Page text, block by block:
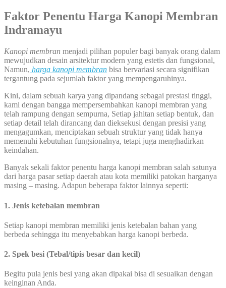
Faktor Penentu Harga Kanopi Membran
Indramayu
Kanopi membran menjadi pilihan populer bagi banyak orang dalam
mewujudkan desain arsitektur modern yang estetis dan fungsional,
Namun, harga kanopi membran bisa bervariasi secara signifikan
tergantung pada sejumlah faktor yang mempengaruhinya.
Kini, dalam sebuah karya yang dipandang sebagai prestasi tinggi,
kami dengan bangga mempersembahkan kanopi membran yang
telah rampung dengan sempurna, Setiap jahitan setiap bentuk, dan
setiap detail telah dirancang dan dieksekusi dengan presisi yang
mengagumkan, menciptakan sebuah struktur yang tidak hanya
memenuhi kebutuhan fungsionalnya, tetapi juga menghadirkan
keindahan.
Banyak sekali faktor penentu harga kanopi membran salah satunya
dari harga pasar setiap daerah atau kota memiliki patokan harganya
masing – masing. Adapun beberapa faktor lainnya seperti:
1. Jenis ketebalan membran
Setiap kanopi membran memiliki jenis ketebalan bahan yang
berbeda sehingga itu menyebabkan harga kanopi berbeda.
2. Spek besi (Tebal/tipis besar dan kecil)
Begitu pula jenis besi yang akan dipakai bisa di sesuaikan dengan
keinginan Anda.